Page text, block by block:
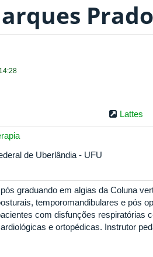
Lattes
de Uberlândia - UFU
graduando em algias da Coluna
temporomandibulares e pós
com disfunções respiratórias
e ortopédicas. Instrutor